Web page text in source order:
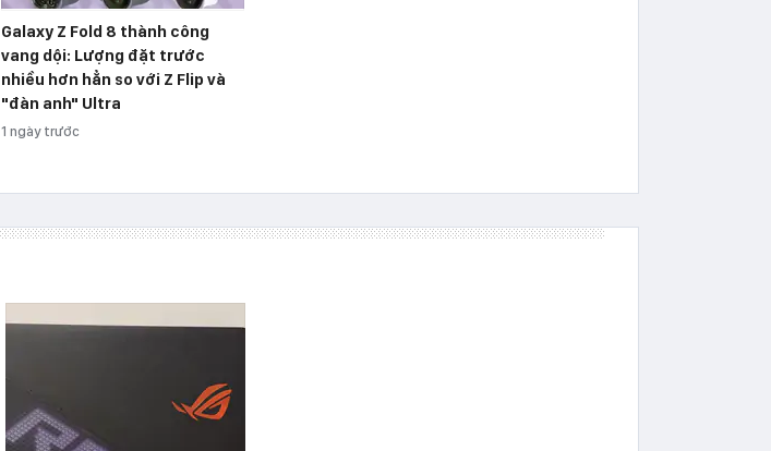
Galaxy Z Fold 8 thành công
vang dội: Lượng đặt trước
nhiều hơn hẳn so với Z Flip và
"đàn anh" Ultra
1 ngày trước